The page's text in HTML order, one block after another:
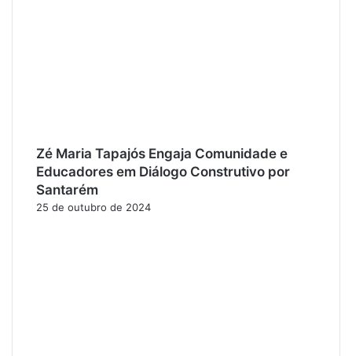
Zé Maria Tapajós Engaja Comunidade e
Educadores em Diálogo Construtivo por
Santarém
25 de outubro de 2024